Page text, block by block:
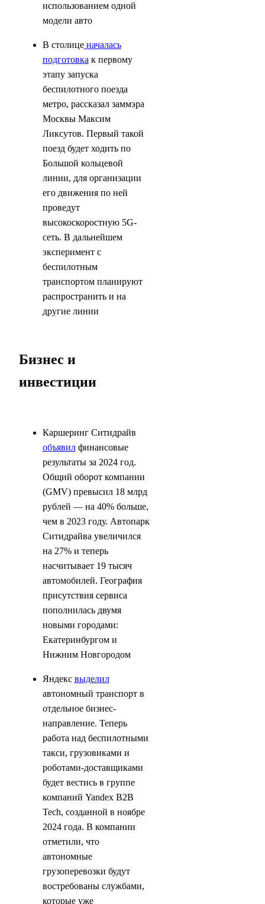
использованием одной
модели авто
В столиценачалась
подготовка к первому
этапу запуска
беспилотного поезда
метро, рассказал заммэра
Москвы Максим
Ликсутов. Первый такой
поезд будет ходить по
Большой кольцевой
линии, для организации
его движения по ней
проведут
высокоскоростную 5G-
сеть. В дальнейшем
эксперимент с
беспилотным
транспортом планируют
распространить и на
другие линии
Бизнес и
инвестиции
Каршеринг Ситидрайв
объявилфинансовые
результаты за 2024 год.
Общий оборот компании
(GMV) превысил 18 млрд
рублей — на 40% больше,
чем в 2023 году. Автопарк
Ситидрайва увеличился
на 27% и теперь
насчитывает 19 тысяч
автомобилей. География
присутствия сервиса
пополнилась двумя
новыми городами:
Екатеринбургом и
Нижним Новгородом
Яндекс выделил
автономный транспорт в
отдельное бизнес-
направление. Теперь
работа над беспилотными
такси, грузовиками и
роботами-доставщиками
будет вестись в группе
компаний Yandex B2B
Tech, созданной в ноябре
2024 года. В компании
отметили, что
автономные
грузоперевозки будут
востребованы службами,
которые уже